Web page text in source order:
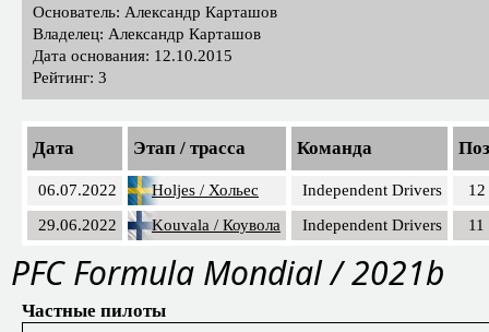
Основатель: Александр Карташов
Владелец: Александр Карташов
Дата основания: 12.10.2015
Рейтинг: 3
Дата Этап / трасса Команда
06.07.2022 Holjes / Хольес Independent Drivers
12
29.06.2022
Kouvala / Коувола Independent Drivers 11
PFC Formula Mondial / 2021b
Частные пилоты